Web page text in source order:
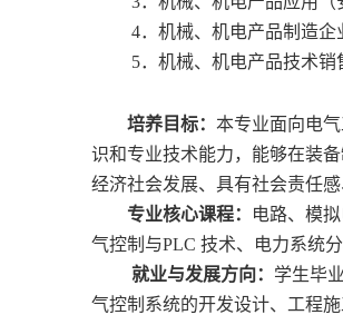
4．机械、机电产品制造企
5．机械、机电产品技术
培养目标： 本专业面向电
识和专业技术能力，能够在装
经济社会发展、具有社会责任
专业核心课程：
电路、模
气控制与PLC 技术、电力系统分
就业与发展方向： 学生毕
气控制系统的开发设计、工程